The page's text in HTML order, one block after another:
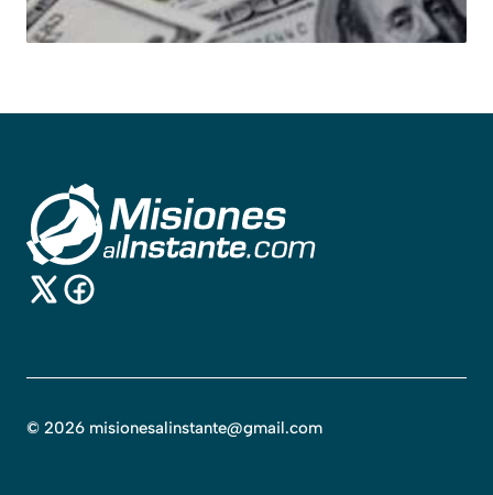
© 2026 misionesalinstante@gmail.com